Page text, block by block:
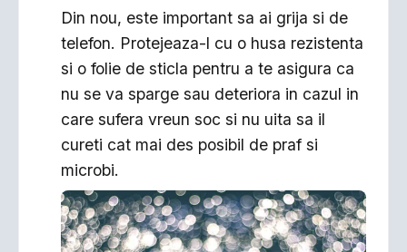
Din nou, este important sa ai grija si de
telefon. Protejeaza-l cu o husa rezistenta
si o folie de sticla pentru a te asigura ca
nu se va sparge sau deteriora in cazul in
care sufera vreun soc si nu uita sa il
cureti cat mai des posibil de praf si
microbi.